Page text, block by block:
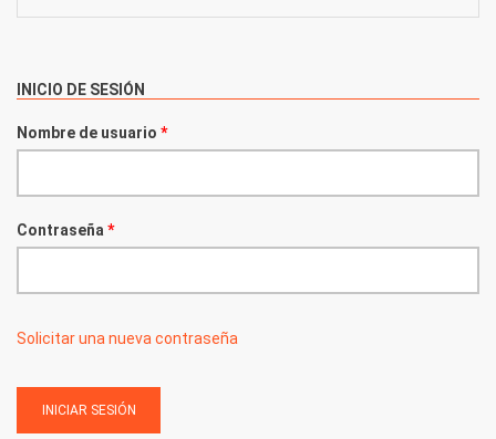
INICIO DE SESIÓN
Nombre de usuario *
Contraseña *
Solicitar una nueva contraseña